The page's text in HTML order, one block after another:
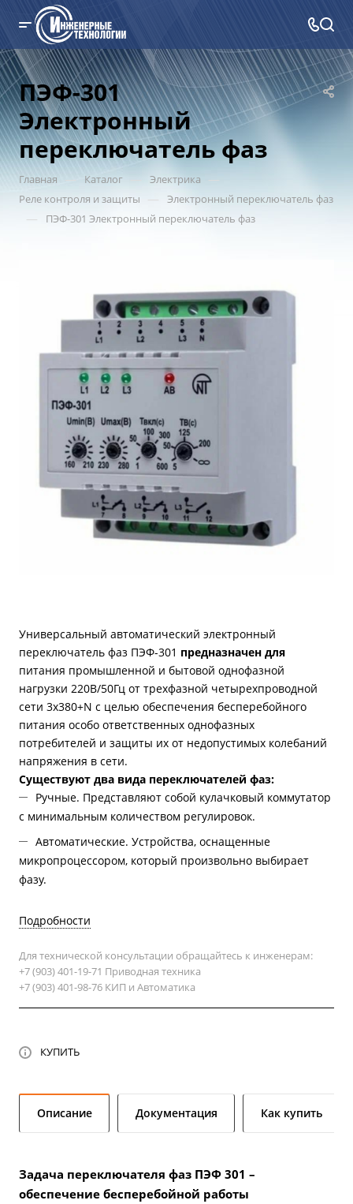
ПЭФ-301
Электронный
переключатель фаз
Главная — Каталог — Электрика —
Реле контроля и защиты — Электронный переключатель фаз
— ПЭФ-301 Электронный переключатель фаз
Универсальный автоматический электронный
переключатель фаз ПЭФ-301 предназначен для
питания промышленной и бытовой однофазной
нагрузки 220В/50Гц от трехфазной четырехпроводной
сети 3х380+N с целью обеспечения бесперебойного
питания особо ответственных однофазных
потребителей и защиты их от недопустимых колебаний
напряжения в сети.
Существуют два вида переключателей фаз:
Ручные. Представляют собой кулачковый коммутатор
с минимальным количеством регулировок.
Автоматические. Устройства, оснащенные
микропроцессором, который произвольно выбирает
фазу.
Подробности
Для технической консультации обращайтесь к инженерам:
+7 (903) 401-19-71 Приводная техника
+7 (903) 401-98-76 КИП и Автоматика
КУПИТЬ
Описание Документация Как купить
Задача переключателя фаз ПЭФ 301 –
обеспечение бесперебойной работы